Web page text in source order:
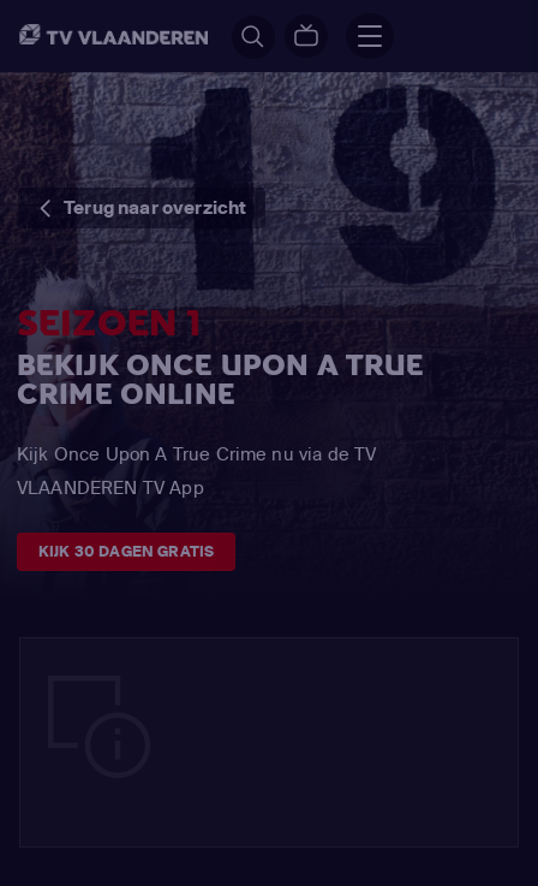
Terug naar overzicht
SEIZOEN 1
BEKIJK ONCE UPON A TRUE
CRIME ONLINE
Kijk Once Upon A True Crime nu via de TV
VLAANDEREN TV App
KIJK 30 DAGEN GRATIS